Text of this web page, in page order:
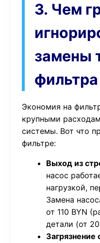
3. Чем
замены
фильтра
Экономия на
крупными
системы. Вот что
фильтре:
Выход из
насос
нагрузкой,
Замена
от 110 BYN
детали (от